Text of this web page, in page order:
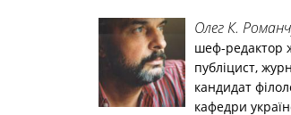
Олег К.
шеф-редактор
публіцист,
кандидат
кафедри